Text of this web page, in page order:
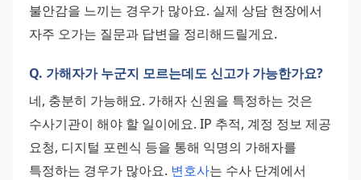
불안감을 느끼는 경우가 많아요. 실제 상담 현장에서
자주 오가는 질문과 답변을 정리해드릴게요.
Q. 가해자가 누군지 모르는데도 신고가 가능한가요?
네, 충분히 가능해요. 가해자 신원을 특정하는 것은
수사기관이 해야 할 일이에요. IP 추적, 계정 정보 제공
요청, 디지털 포렌식 등을 통해 익명의 가해자를
특정하는 경우가 많아요. 변호사는 수사 단계에서